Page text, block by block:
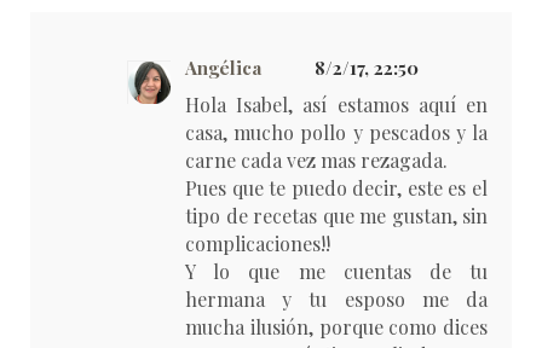
Angélica 8/2/17, 22:50
Hola Isabel, así estamos aquí en
casa, mucho pollo y pescados y la
carne cada vez mas rezagada.
Pues que te puedo decir, este es el
tipo de recetas que me gustan, sin
complicaciones!!
Y lo que me cuentas de tu
hermana y tu esposo me da
mucha ilusión, porque como dices